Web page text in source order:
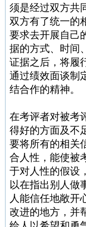
须是经过双方共
双方有了统一的
要求去开展自己
据的方式、时间
证据之后，将履
通过绩效面谈制
结合作的精神。
在考评者对被考
得好的方面及不
要将所有的相关
合人性，能使被
于对人性的假设
以在指出别人做
人能信任地敞开
改进的地方，并